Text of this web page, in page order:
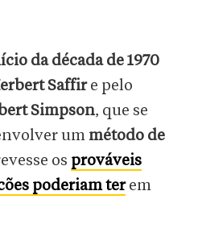
da década de 1970
Saffire pelo
Simpson, que se
um método de
os prováveis
poderiam terem